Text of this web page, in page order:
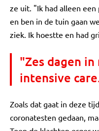
ze uit. "Ik had alleen
en ben in de tuin gaan
ziek. Ik hoestte en had
"Zes dagen in
intensive
Zoals dat gaat in deze
coronatesten gedaan,